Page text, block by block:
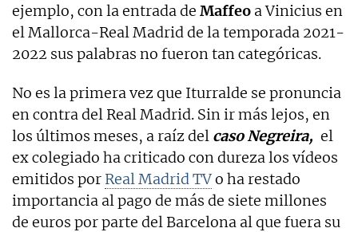
ejemplo, con la entrada de Maffeo a Vinicius en
el Mallorca-Real Madrid de la temporada 2021-
2022 sus palabras no fueron tan categóricas.
No es la primera vez que Iturralde se pronuncia
en contra del Real Madrid. Sin ir más lejos, en
los últimos meses, a raíz del caso Negreira, el
ex colegiado ha criticado con dureza los vídeos
emitidos por Real Madrid TVo ha restado
importancia al pago de más de siete millones
de euros por parte del Barcelona al que fuera su